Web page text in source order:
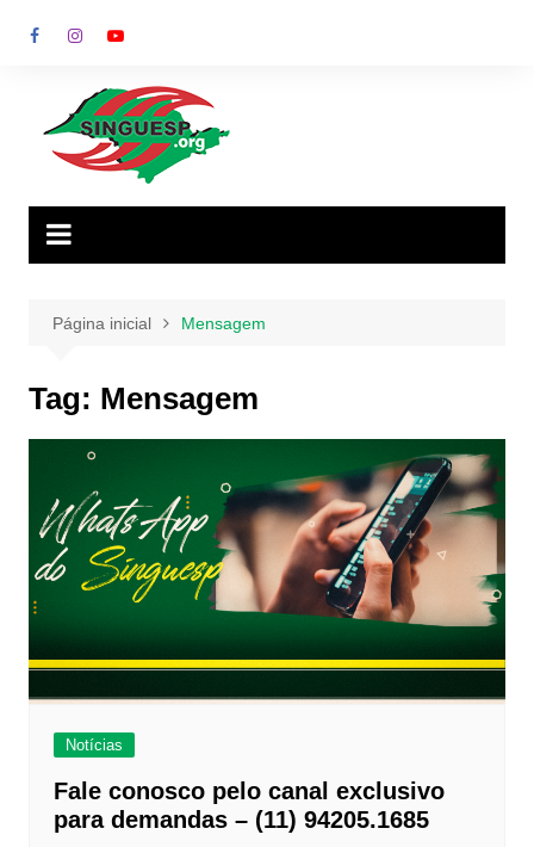
para
Página inicial Mensagem
Tag: Mensagem
Notícias
Fale conosco pelo canal exclusivo
para demandas – (11) 94205.1685